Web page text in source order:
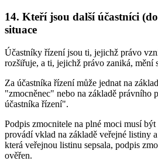
14. Kteří jsou další účastníci
situace
Účastníky řízení jsou ti, jejichž právo
rozšiřuje, a ti, jejichž právo zaniká, mění
Za účastníka řízení může jednat na
"zmocněnec" nebo na základě právního
účastníka řízení".
Podpis zmocnitele na plné moci musí
provádí vklad na základě veřejné listiny
která veřejnou listinu sepsala, podpis
ověřen.